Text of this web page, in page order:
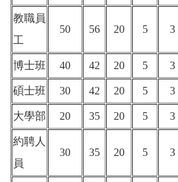
教職員
工
50 56 20 5 3
博士班 40 42 20 5 3
碩士班 30 42 20 5 3
大學部 20 35 20 5 3
約聘人
員
30 35 20 5 3